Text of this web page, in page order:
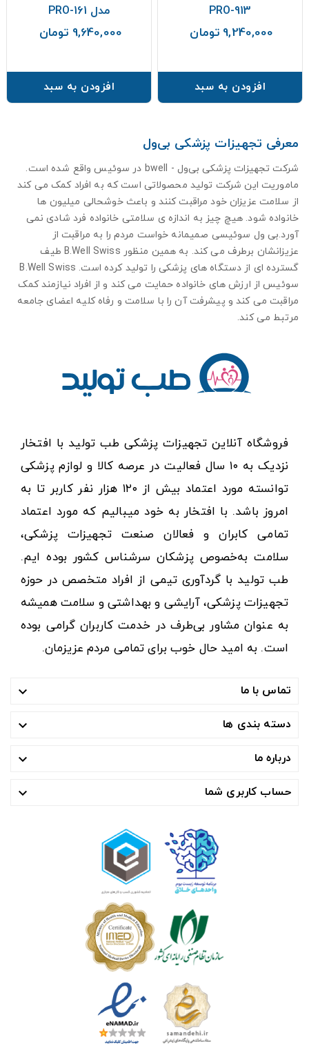
PRO-913
9,240,000 تومان
افزودن به سبد
مدل PRO-161
9,640,000 تومان
افزودن به سبد
معرفی تجهیزات پزشکی بی‌ول
شرکت تجهیزات پزشکی بی‌ول - bwell در سوئیس واقع شده است.
ماموریت این شرکت تولید محصولاتی است که به افراد کمک می کند
از سلامت عزیزان خود مراقبت کنند و باعث خوشحالی میلیون ها
خانواده شود. هیچ چیز به اندازه ی سلامتی خانواده فرد شادی نمی
آورد.بی ول سوئیسی صمیمانه خواست مردم را به مراقبت از
عزیزانشان برطرف می کند. به همین منظور B.Well Swiss طیف
گسترده ای از دستگاه های پزشکی را تولید کرده است. B.Well Swiss
سوئیس از ارزش های خانواده حمایت می کند و از افراد نیازمند کمک
مراقبت می کند و پیشرفت آن را با سلامت و رفاه کلیه اعضای جامعه
مرتبط می کند.
فروشگاه آنلاین تجهیزات پزشکی طب تولید با افتخار
نزدیک به ۱۰ سال فعالیت در عرصه کالا و لوازم پزشکی
توانسته مورد اعتماد بیش از ۱۲۰ هزار نفر کاربر تا به
امروز باشد. با افتخار به خود میبالیم که مورد اعتماد
تمامی کابران و فعالان صنعت تجهیزات پزشکی،
سلامت به‌خصوص پزشکان سرشناس کشور بوده ایم.
طب تولید با گردآوری تیمی از افراد متخصص در حوزه
تجهیزات پزشکی، آرایشی و بهداشتی و سلامت همیشه
به عنوان مشاور بی‌طرف در خدمت کاربران گرامی بوده
است. به امید حال خوب برای تمامی مردم عزیزمان.
تماس با ما 
دسته بندی ها 
درباره ما 
حساب کاربری شما 